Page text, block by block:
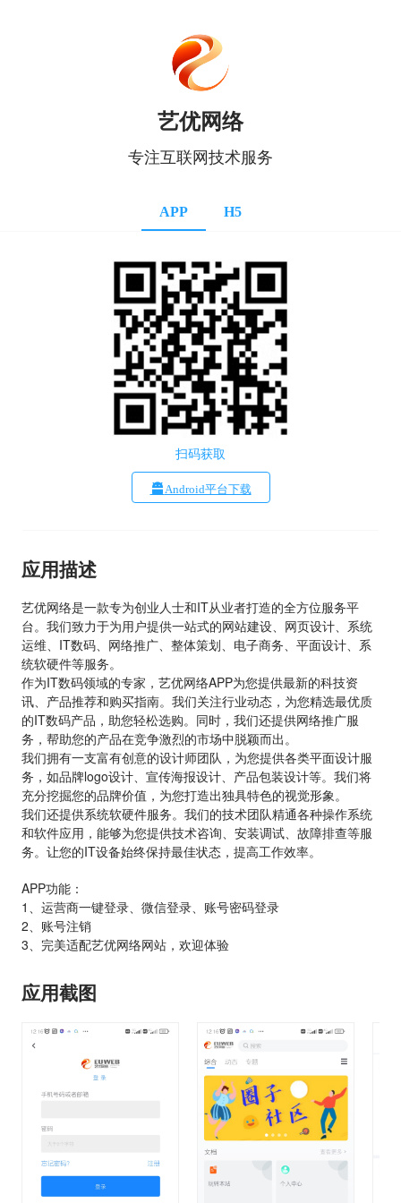
艺优网络
专注互联网技术服务
APP H5
扫码获取
Android平台下载
应用描述
艺优网络是一款专为创业人士和IT从业者打造的全方位服务平
台。我们致力于为用户提供一站式的网站建设、网页设计、系统
运维、IT数码、网络推广、整体策划、电子商务、平面设计、系
统软硬件等服务。
作为IT数码领域的专家，艺优网络APP为您提供最新的科技资
讯、产品推荐和购买指南。我们关注行业动态，为您精选最优质
的IT数码产品，助您轻松选购。同时，我们还提供网络推广服
务，帮助您的产品在竞争激烈的市场中脱颖而出。
我们拥有一支富有创意的设计师团队，为您提供各类平面设计服
务，如品牌logo设计、宣传海报设计、产品包装设计等。我们将
充分挖掘您的品牌价值，为您打造出独具特色的视觉形象。
我们还提供系统软硬件服务。我们的技术团队精通各种操作系统
和软件应用，能够为您提供技术咨询、安装调试、故障排查等服
务。让您的IT设备始终保持最佳状态，提高工作效率。
APP功能：
1、运营商一键登录、微信登录、账号密码登录
2、账号注销
3、完美适配艺优网络网站，欢迎体验
应用截图